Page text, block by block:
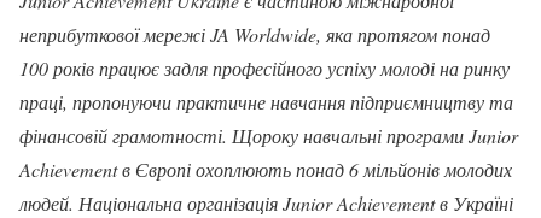
неприбуткової мережі JA Worldwide, яка протягом понад
100 років працює задля професійного успіху молоді на ринку
праці, пропонуючи практичне навчання підприємництву та
фінансовій грамотності. Щороку навчальні програми Junior
Achievement в Європі охоплюють понад 6 мільйонів молодих
людей. Національна організація Junior Achievement в Україні